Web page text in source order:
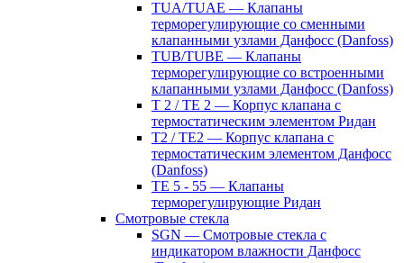
TUA/TUAE — Клапаны
терморегулирующие со сменными
клапанными узлами Данфосс (Danfoss)
TUB/TUBE — Клапаны
терморегулирующие со встроенными
клапанными узлами Данфосс (Danfoss)
T 2 / TE 2 — Корпус клапана с
термостатическим элементом Ридан
T2 / TE2 — Корпус клапана с
термостатическим элементом Данфосс
(Danfoss)
TE 5 - 55 — Клапаны
терморегулирующие Ридан
Смотровые стекла
SGN — Смотровые стекла с
индикатором влажности Данфосс